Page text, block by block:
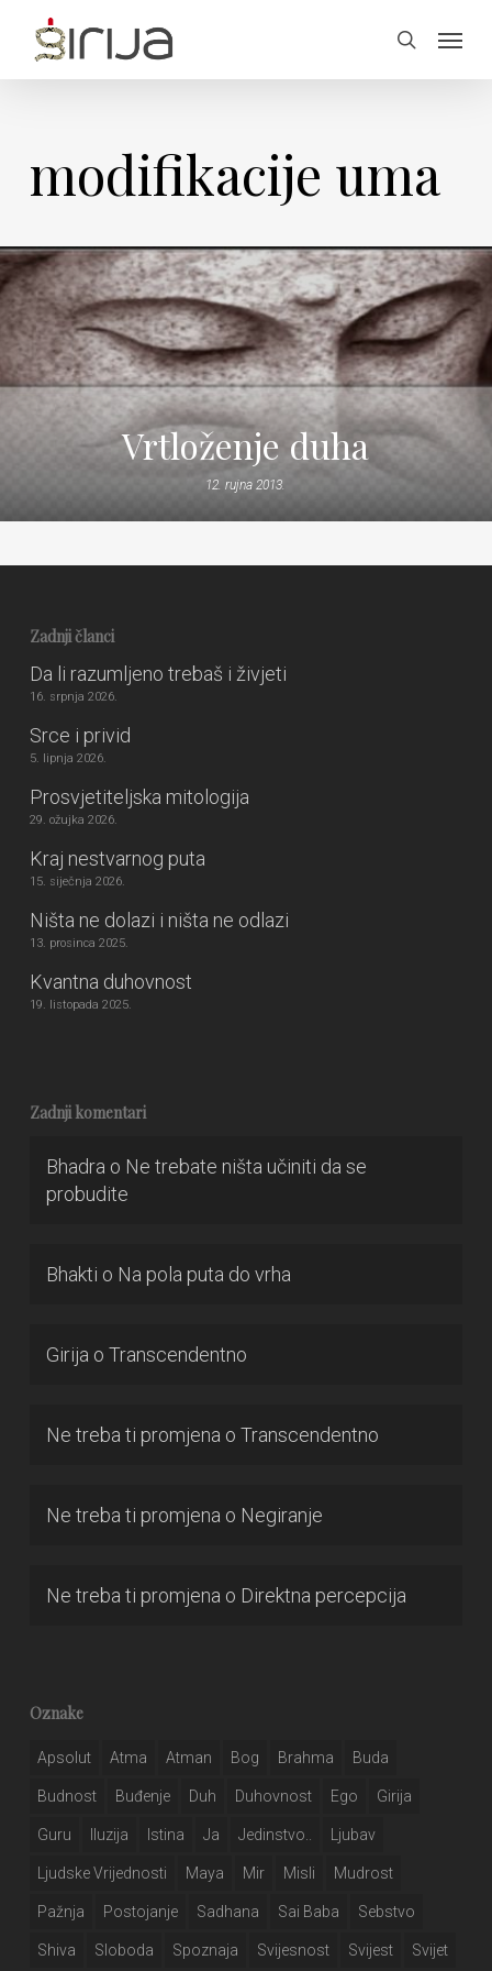
main
search
modifikacije uma
Vrtloženje duha
12. rujna 2013.
Zadnji članci
Da li razumljeno trebaš i živjeti
16. srpnja 2026.
Srce i privid
5. lipnja 2026.
Prosvjetiteljska mitologija
29. ožujka 2026.
Kraj nestvarnog puta
15. siječnja 2026.
Ništa ne dolazi i ništa ne odlazi
13. prosinca 2025.
Kvantna duhovnost
19. listopada 2025.
Zadnji komentari
Bhadra o Ne trebate ništa učiniti da se
probudite
Bhakti o Na pola puta do vrha
Girija o Transcendentno
Ne treba ti promjena o Transcendentno
Ne treba ti promjena o Negiranje
Ne treba ti promjena o Direktna percepcija
Oznake
Apsolut Atma Atman Bog Brahma Buda
Budnost Buđenje Duh Duhovnost Ego Girija
Guru Iluzija Istina Ja Jedinstvo.. Ljubav
Ljudske Vrijednosti Maya Mir Misli Mudrost
Pažnja Postojanje Sadhana Sai Baba Sebstvo
Shiva Sloboda Spoznaja Svijesnost Svijest Svijet